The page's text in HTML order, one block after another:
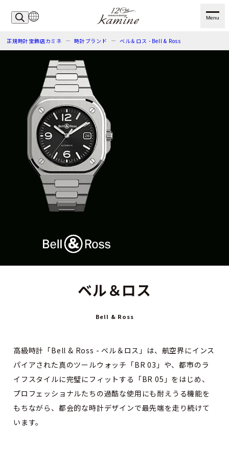
Menu
正規時計宝飾店カミネ 時計ブランド ベル＆ロス - Bell & Ross
ベル＆ロス
Bell & Ross
高級時計「Bell & Ross - ベル＆ロス」は、航空界にインス
パイアされた真のツールウォッチ「BR 03」や、都市のラ
イフスタイルに完璧にフィットする「BR 05」をはじめ、
プロフェッショナルたちの過酷な使用にも耐えうる機能を
もちながら、都会的な時計デザインで最先端を走り続けて
います。